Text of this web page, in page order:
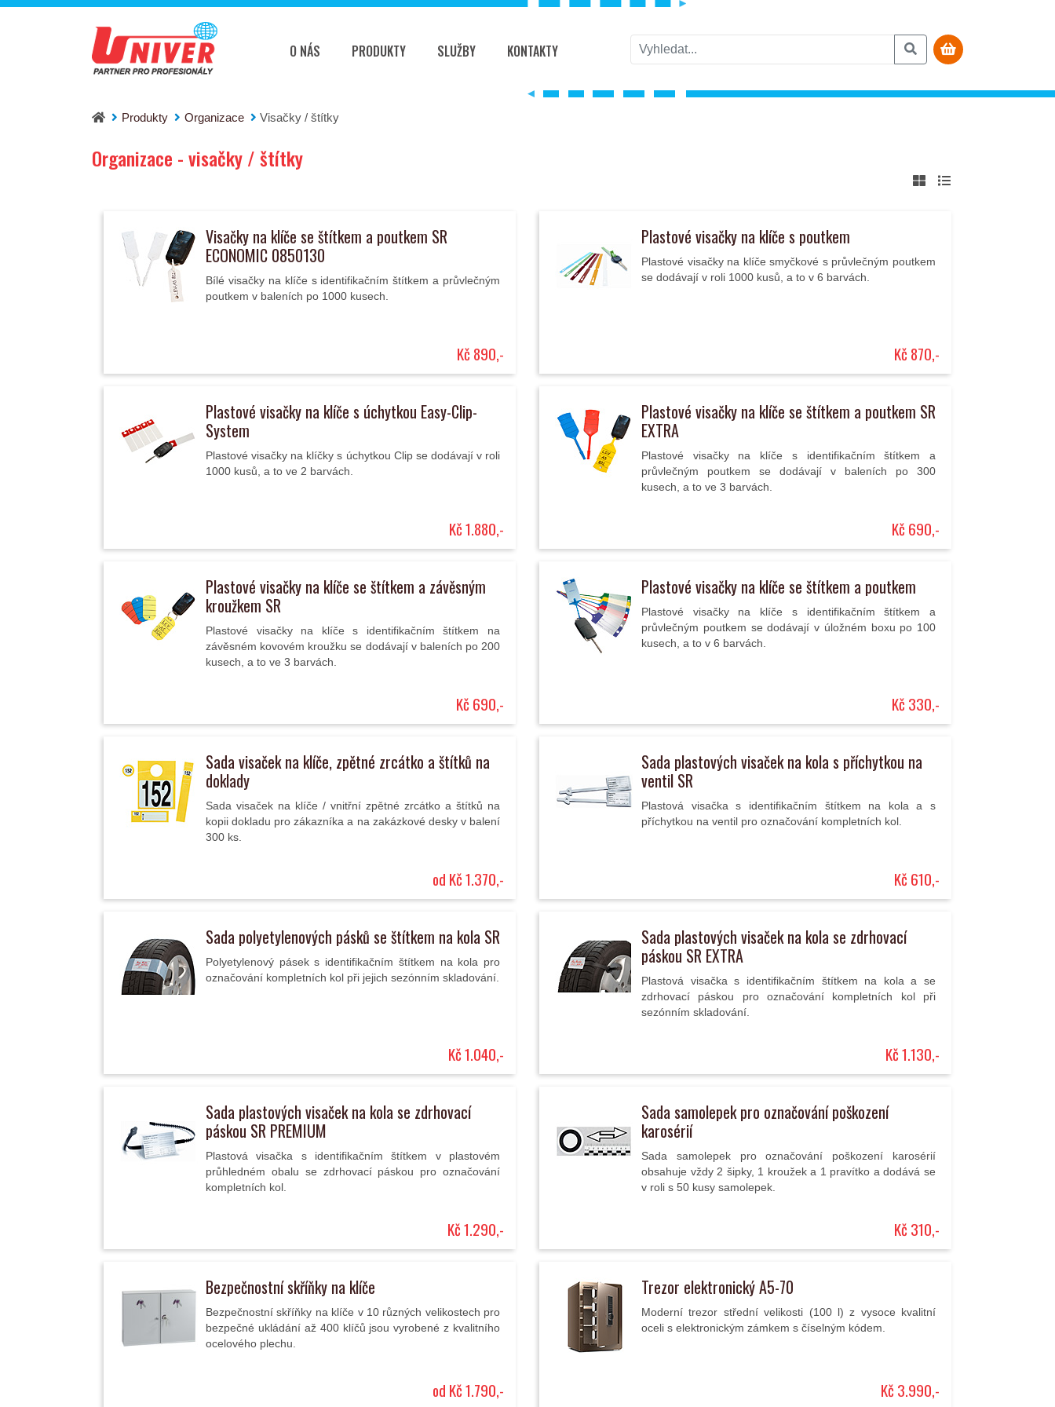
O NÁS PRODUKTY SLUŽBY KONTAKTY
Produkty Organizace Visačky / štítky
Organizace - visačky / štítky
Visačky na klíče se štítkem a poutkem SR
ECONOMIC 0850130
Bílé visačky na klíče s identifikačním štítkem a průvlečným
poutkem v baleních po 1000 kusech.
Kč 890,-
Plastové visačky na klíče s poutkem
Plastové visačky na klíče smyčkové s průvlečným poutkem
se dodávají v roli 1000 kusů, a to v 6 barvách.
Kč 870,-
Plastové visačky na klíče s úchytkou Easy-Clip-
System
Plastové visačky na klíčky s úchytkou Clip se dodávají v roli
1000 kusů, a to ve 2 barvách.
Kč 1.880,-
Plastové visačky na klíče se štítkem a poutkem SR
EXTRA
Plastové visačky na klíče s identifikačním štítkem a
průvlečným poutkem se dodávají v baleních po 300
kusech, a to ve 3 barvách.
Kč 690,-
Plastové visačky na klíče se štítkem a závěsným
kroužkem SR
Plastové visačky na klíče s identifikačním štítkem na
závěsném kovovém kroužku se dodávají v baleních po 200
kusech, a to ve 3 barvách.
Kč 690,-
Plastové visačky na klíče se štítkem a poutkem
Plastové visačky na klíče s identifikačním štítkem a
průvlečným poutkem se dodávají v úložném boxu po 100
kusech, a to v 6 barvách.
Kč 330,-
Sada visaček na klíče, zpětné zrcátko a štítků na
doklady
Sada visaček na klíče / vnitřní zpětné zrcátko a štítků na
kopii dokladu pro zákazníka a na zakázkové desky v balení
300 ks.
od Kč 1.370,-
Sada plastových visaček na kola s příchytkou na
ventil SR
Plastová visačka s identifikačním štítkem na kola a s
příchytkou na ventil pro označování kompletních kol.
Kč 610,-
Sada polyetylenových pásků se štítkem na kola SR
Polyetylenový pásek s identifikačním štítkem na kola pro
označování kompletních kol při jejich sezónním skladování.
Kč 1.040,-
Sada plastových visaček na kola se zdrhovací
páskou SR EXTRA
Plastová visačka s identifikačním štítkem na kola a se
zdrhovací páskou pro označování kompletních kol při
sezónním skladování.
Kč 1.130,-
Sada plastových visaček na kola se zdrhovací
páskou SR PREMIUM
Plastová visačka s identifikačním štítkem v plastovém
průhledném obalu se zdrhovací páskou pro označování
kompletních kol.
Kč 1.290,-
Sada samolepek pro označování poškození
karosérií
Sada samolepek pro označování poškození karosérií
obsahuje vždy 2 šipky, 1 kroužek a 1 pravítko a dodává se
v roli s 50 kusy samolepek.
Kč 310,-
Bezpečnostní skříňky na klíče
Bezpečnostní skříňky na klíče v 10 různých velikostech pro
bezpečné ukládání až 400 klíčů jsou vyrobené z kvalitního
ocelového plechu.
od Kč 1.790,-
Trezor elektronický A5-70
Moderní trezor střední velikosti (100 l) z vysoce kvalitní
oceli s elektronickým zámkem s číselným kódem.
Kč 3.990,-